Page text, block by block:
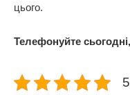
цього.
Телефонуйте